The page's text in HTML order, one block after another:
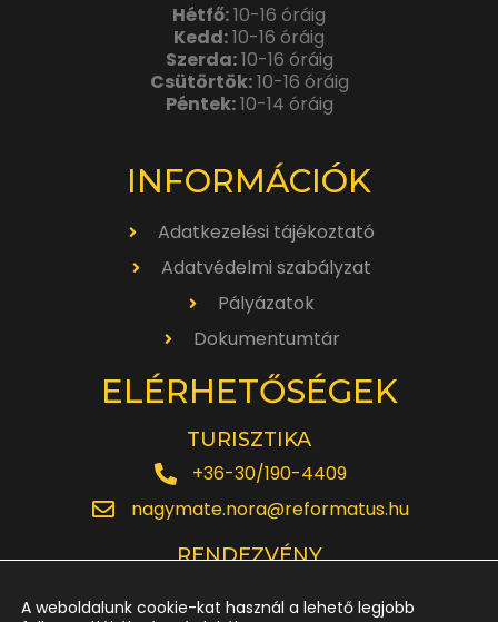
Hétfő:10-16 óráig
Kedd:10-16 óráig
Szerda:10-16 óráig
Csütörtök:10-16 óráig
Péntek:10-14 óráig
INFORMÁCIÓK
Adatkezelési tájékoztató
Adatvédelmi szabályzat
Pályázatok
Dokumentumtár
ELÉRHETŐSÉGEK
TURISZTIKA
+36-30/190-4409
nagymate.nora@reformatus.hu
RENDEZVÉNY
A weboldalunk cookie-kat használ a lehető legjobb